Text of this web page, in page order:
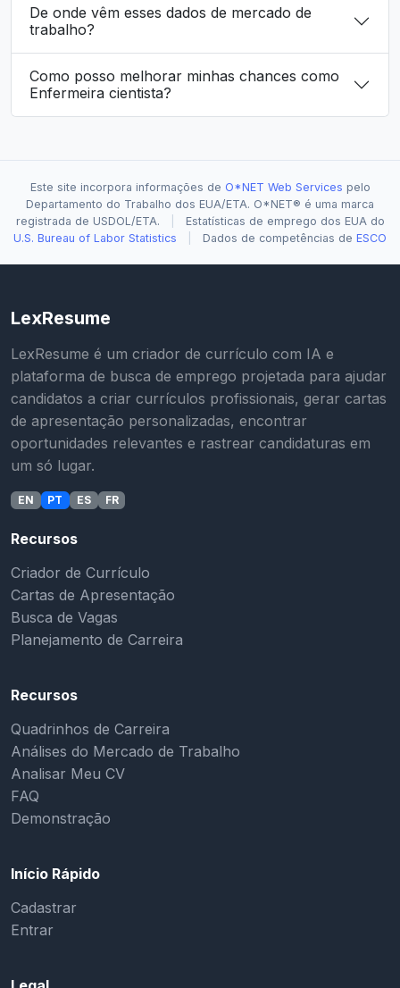
De onde vêm esses dados de mercado de
trabalho?
Como posso melhorar minhas chances como
Enfermeira cientista?
Este site incorpora informações de O*NET Web Services pelo
Departamento do Trabalho dos EUA/ETA. O*NET® é uma marca
registrada de USDOL/ETA.
Estatísticas de emprego dos EUA do
U.S. Bureau of Labor Statistics
Dados de competências de ESCO
LexResume
LexResume é um criador de currículo com IA e
plataforma de busca de emprego projetada para ajudar
candidatos a criar currículos profissionais, gerar cartas
de apresentação personalizadas, encontrar
oportunidades relevantes e rastrear candidaturas em
um só lugar.
EN PT ES FR
Recursos
Criador de Currículo
Cartas de Apresentação
Busca de Vagas
Planejamento de Carreira
Recursos
Quadrinhos de Carreira
Análises do Mercado de Trabalho
Analisar Meu CV
FAQ
Demonstração
Início Rápido
Cadastrar
Entrar